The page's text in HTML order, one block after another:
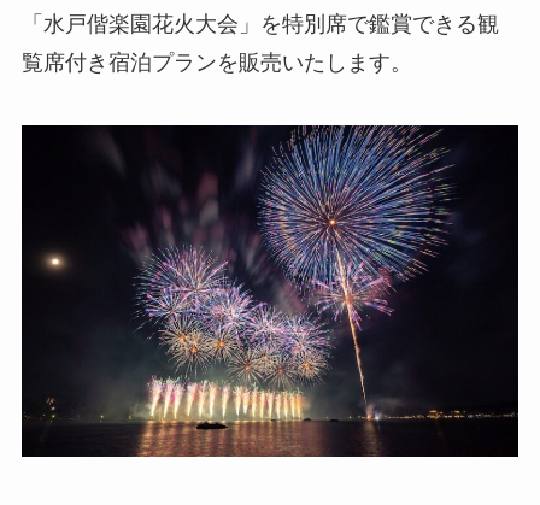
「水戸偕楽園花火大会」を特別席で鑑賞できる観
覧席付き宿泊プランを販売いたします。